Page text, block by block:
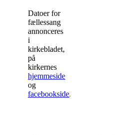
Datoer for
fællessang
annonceres
i
kirkebladet,
på
kirkernes
hjemmeside
og
facebookside.